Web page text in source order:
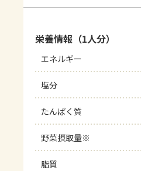
栄養情報（1人分）
エネルギー
塩分
たんぱく質
野菜摂取量※
脂質